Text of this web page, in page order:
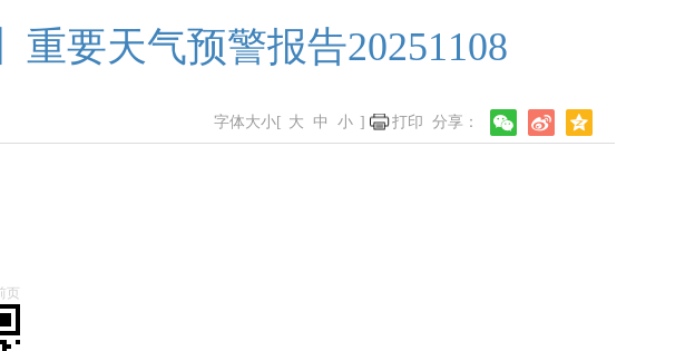
重要天气预警报告20251108
字体大小[ 大 中 小 ] 打印 分享：
页